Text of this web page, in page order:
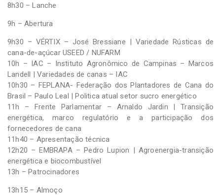
8h30 – Lanche
9h – Abertura
9h30 – VÉRTIX – José Bressiane | Variedade Rústicas de
cana-de-açúcar USEED / NUFARM
10h – IAC – Instituto Agronômico de Campinas – Marcos
Landell | Variedades de canas – IAC
10h30 – FEPLANA- Federação dos Plantadores de Cana do
Brasil – Paulo Leal | Politica atual setor sucro energético
11h – Frente Parlamentar – Arnaldo Jardin | Transição
energética, marco regulatório e a participação dos
fornecedores de cana
11h40 – Apresentação técnica
12h20 – EMBRAPA – Pedro Lupion | Agroenergia-transição
energética e biocombustível
13h – Patrocinadores
13h15 – Almoço